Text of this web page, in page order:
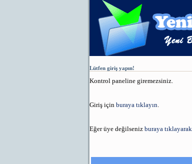
Lütfen giriş yapın!
Kontrol paneline giremezsiniz.
Giriş için buraya tıklayın
Eğer üye değilseniz buraya tıklayarak